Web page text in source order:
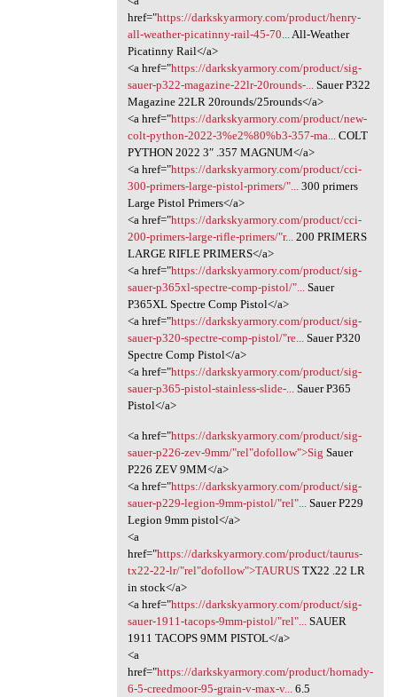
href="https://darkskyarmory.com/product/henry-
all-weather-picatinny-rail-45-70...
All-Weather
Picatinny Rail</a>
<a href="https://darkskyarmory.com/product/sig-
sauer-p322-magazine-22lr-20rounds-...
Sauer P322
Magazine 22LR 20rounds/25rounds</a>
<a href="https://darkskyarmory.com/product/new-
colt-python-2022-3%e2%80%b3-357-ma...
COLT
PYTHON 2022 3″ .357 MAGNUM</a>
<a href="https://darkskyarmory.com/product/cci-
300-primers-large-pistol-primers/"...
300 primers
Large Pistol Primers</a>
<a href="https://darkskyarmory.com/product/cci-
200-primers-large-rifle-primers/"r...
200 PRIMERS
LARGE RIFLE PRIMERS</a>
<a href="https://darkskyarmory.com/product/sig-
sauer-p365xl-spectre-comp-pistol/"...
Sauer
P365XL Spectre Comp Pistol</a>
<a href="https://darkskyarmory.com/product/sig-
sauer-p320-spectre-comp-pistol/"re...
Sauer P320
Spectre Comp Pistol</a>
<a href="https://darkskyarmory.com/product/sig-
sauer-p365-pistol-stainless-slide-...
Sauer P365
Pistol</a>
<a href="https://darkskyarmory.com/product/sig-
sauer-p226-zev-9mm/"rel"dofollow">Sig Sauer
P226 ZEV 9MM</a>
<a href="https://darkskyarmory.com/product/sig-
sauer-p229-legion-9mm-pistol/"rel"...Sauer P229
Legion 9mm pistol</a>
<a
href="https://darkskyarmory.com/product/taurus-
tx22-22-lr/"rel"dofollow">TAURUSTX22 .22 LR
in stock</a>
<a href="https://darkskyarmory.com/product/sig-
sauer-1911-tacops-9mm-pistol/"rel"...SAUER
1911 TACOPS 9MM PISTOL</a>
<a
href="https://darkskyarmory.com/product/hornady-
6-5-creedmoor-95-grain-v-max-v...6.5